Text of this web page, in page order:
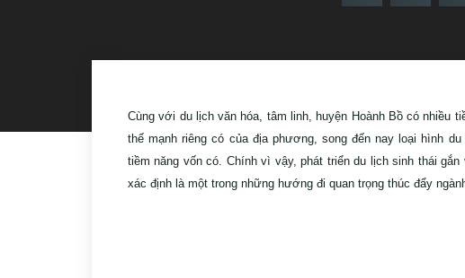
Cùng với du lịch văn hóa, tâm linh, huyện Hoành Bồ có nhiều
thế mạnh riêng có của địa phương, song đến nay loại hình
tiềm năng vốn có. Chính vì vậy, phát triển du lịch sinh thái
xác định là một trong những hướng đi quan trọng thúc đẩy